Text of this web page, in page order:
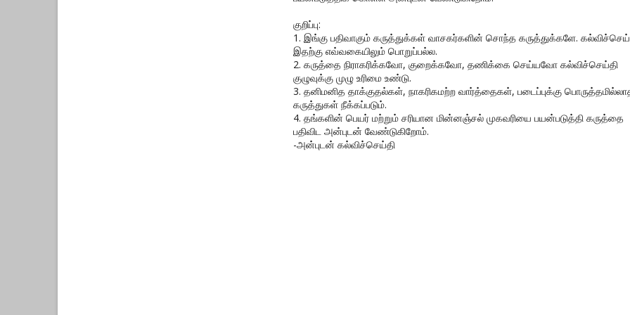
குறிப்பு:
1. இங்கு பதிவாகும் கருத்துக்கள் வாசகர்களின் சொந்த கருத்துக்களே.
இதற்கு எவ்வகையிலும் பொறுப்பல்ல.
2. கருத்தை நிராகரிக்கவோ, குறைக்கவோ, தணிக்கை செய்யவோ கல்விச்செய்தி
குழுவுக்கு முழு உரிமை உண்டு.
3. தனிமனித தாக்குதல்கள், நாகரிகமற்ற வார்த்தைகள், படைப்புக்கு
கருத்துகள் நீக்கப்படும்.
4. தங்களின் பெயர் மற்றும் சரியான மின்னஞ்சல் முகவரியை பயன்படுத்தி கருத்தை
பதிவிட அன்புடன் வேண்டுகிறோம்.
-அன்புடன் கல்விச்செய்தி